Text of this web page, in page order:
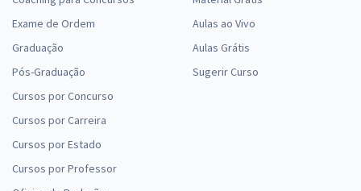
Exame de Ordem
Graduação
Pós-Graduação
Cursos por Concurso
Cursos por Carreira
Cursos por Estado
Cursos por Professor
Aulas ao Vivo
Aulas Grátis
Sugerir Curso